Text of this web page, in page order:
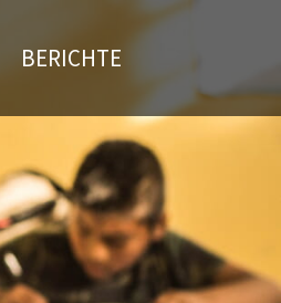
BERICHTE